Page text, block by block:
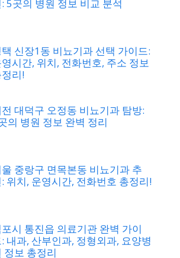
5곳의 병원 정보 비교 분석
신장1동 비뇨기과 선택 가이드:
시간, 위치, 전화번호, 주소 정보
리!
대덕구 오정동 비뇨기과 탐방:
의 병원 정보 완벽 정리
중랑구 면목본동 비뇨기과 추
위치, 운영시간, 전화번호 총정리!
시 통진읍 의료기관 완벽 가이
: 내과, 산부인과, 정형외과, 요양병
정보 총정리